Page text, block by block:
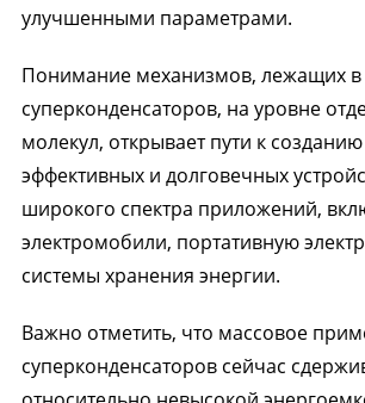
улучшенными параметрами.
Понимание механизмов, лежащих в
суперконденсаторов, на уровне
молекул, открывает пути к
эффективных и долговечных
широкого спектра приложений,
электромобили, портативную
системы хранения энергии.
Важно отметить, что массовое
суперконденсаторов сейчас